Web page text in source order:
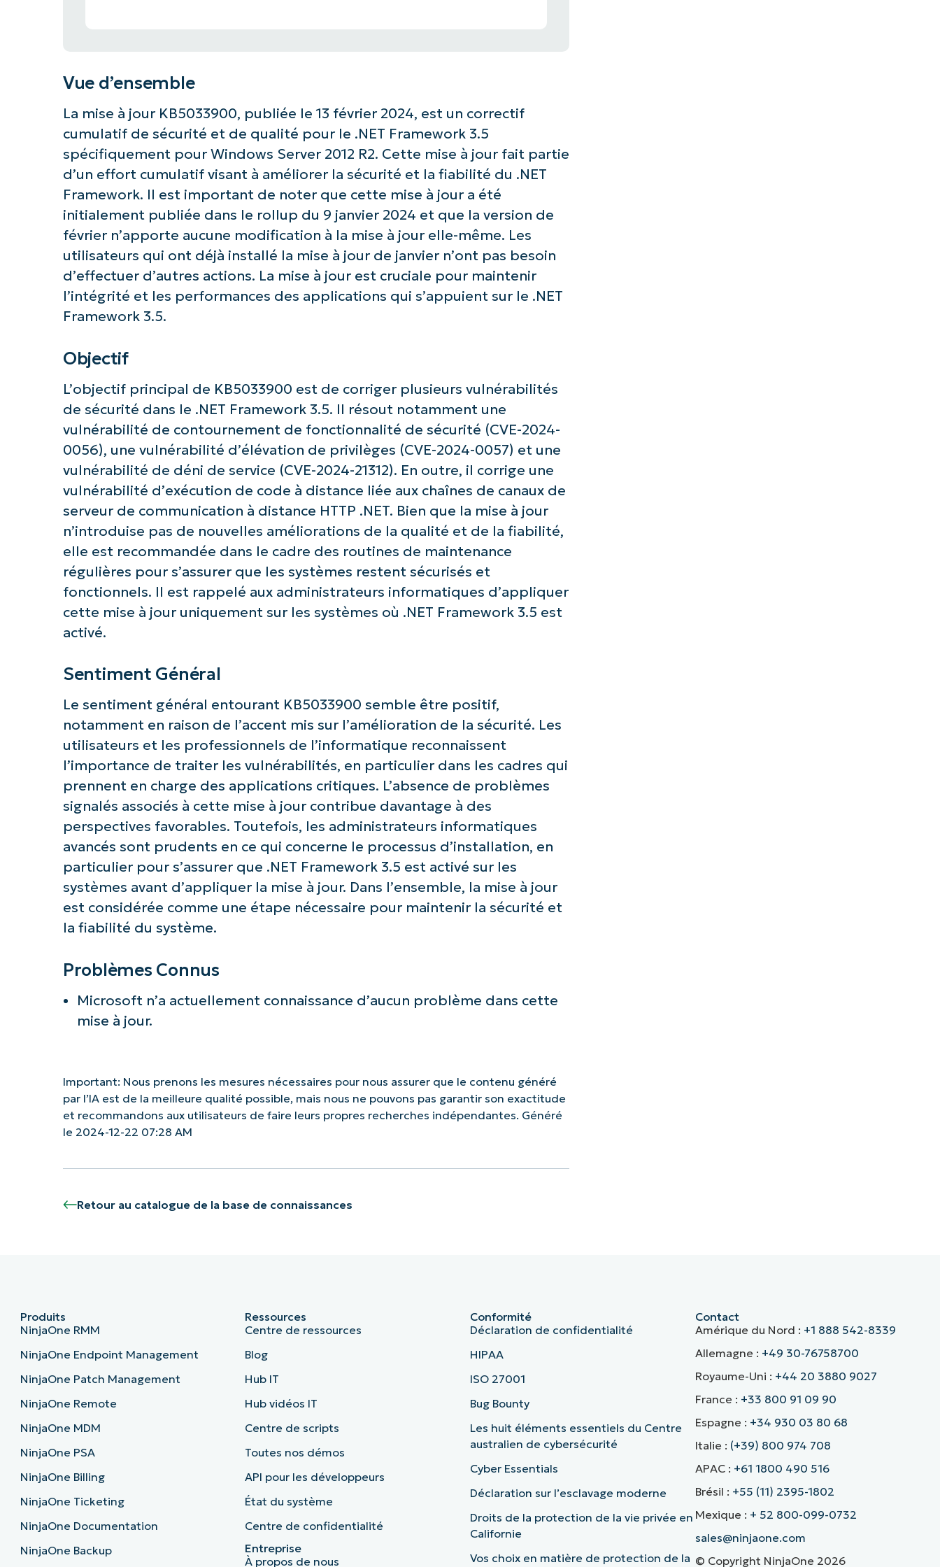
Vue d’ensemble
La mise à jour KB5033900, publiée le 13 février 2024, est un correctif
cumulatif de sécurité et de qualité pour le .NET Framework 3.5
spécifiquement pour Windows Server 2012 R2. Cette mise à jour fait partie
d’un effort cumulatif visant à améliorer la sécurité et la fiabilité du .NET
Framework. Il est important de noter que cette mise à jour a été
initialement publiée dans le rollup du 9 janvier 2024 et que la version de
février n’apporte aucune modification à la mise à jour elle-même. Les
utilisateurs qui ont déjà installé la mise à jour de janvier n’ont pas besoin
d’effectuer d’autres actions. La mise à jour est cruciale pour maintenir
l’intégrité et les performances des applications qui s’appuient sur le .NET
Framework 3.5.
Objectif
L’objectif principal de KB5033900 est de corriger plusieurs vulnérabilités
de sécurité dans le .NET Framework 3.5. Il résout notamment une
vulnérabilité de contournement de fonctionnalité de sécurité (CVE-2024-
0056), une vulnérabilité d’élévation de privilèges (CVE-2024-0057) et une
vulnérabilité de déni de service (CVE-2024-21312). En outre, il corrige une
vulnérabilité d’exécution de code à distance liée aux chaînes de canaux de
serveur de communication à distance HTTP .NET. Bien que la mise à jour
n’introduise pas de nouvelles améliorations de la qualité et de la fiabilité,
elle est recommandée dans le cadre des routines de maintenance
régulières pour s’assurer que les systèmes restent sécurisés et
fonctionnels. Il est rappelé aux administrateurs informatiques d’appliquer
cette mise à jour uniquement sur les systèmes où .NET Framework 3.5 est
activé.
Sentiment Général
Le sentiment général entourant KB5033900 semble être positif,
notamment en raison de l’accent mis sur l’amélioration de la sécurité. Les
utilisateurs et les professionnels de l’informatique reconnaissent
l’importance de traiter les vulnérabilités, en particulier dans les cadres qui
prennent en charge des applications critiques. L’absence de problèmes
signalés associés à cette mise à jour contribue davantage à des
perspectives favorables. Toutefois, les administrateurs informatiques
avancés sont prudents en ce qui concerne le processus d’installation, en
particulier pour s’assurer que .NET Framework 3.5 est activé sur les
systèmes avant d’appliquer la mise à jour. Dans l’ensemble, la mise à jour
est considérée comme une étape nécessaire pour maintenir la sécurité et
la fiabilité du système.
Problèmes Connus
Microsoft n’a actuellement connaissance d’aucun problème dans cette
mise à jour.
Important: Nous prenons les mesures nécessaires pour nous assurer que le contenu généré
par l’IA est de la meilleure qualité possible, mais nous ne pouvons pas garantir son exactitude
et recommandons aux utilisateurs de faire leurs propres recherches indépendantes. Généré
le 2024-12-22 07:28 AM
Retour au catalogue de la base de connaissances
Commencez avec les analyses de KB pilotées par l'IA de
NinjaOne !
First
last
name*
Business
email*
number*
name*
Produits
NinjaOne RMM
NinjaOne Endpoint Management
NinjaOne Patch Management
NinjaOne Remote
NinjaOne MDM
NinjaOne PSA
NinjaOne Billing
NinjaOne Ticketing
NinjaOne Documentation
NinjaOne Backup
Ressources
Centre de ressources
Blog
Hub IT
Hub vidéos IT
Centre de scripts
Toutes nos démos
API pour les développeurs
État du système
Centre de confidentialité
Entreprise
À propos de nous
Conformité
Déclaration de confidentialité
HIPAA
ISO 27001
Bug Bounty
Les huit éléments essentiels du Centre
australien de cybersécurité
Cyber Essentials
Déclaration sur l’esclavage moderne
Droits de la protection de la vie privée en
Californie
Vos choix en matière de protection de la
Contact
Amérique du Nord : +1 888 542-8339
Allemagne : +49 30-76758700
Royaume-Uni : +44 20 3880 9027
France : +33 800 91 09 90
Espagne : +34 930 03 80 68
Italie : (+39) 800 974 708
APAC : +61 1800 490 516
Brésil : +55 (11) 2395-1802
Mexique : + 52 800-099-0732
sales@ninjaone.com
© Copyright NinjaOne 2026